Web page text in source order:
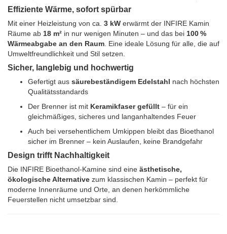
Effiziente Wärme, sofort spürbar
Mit einer Heizleistung von ca. 3 kW erwärmt der INFIRE Kamin
Räume ab 18 m² in nur wenigen Minuten – und das bei 100 %
Wärmeabgabe an den Raum . Eine ideale Lösung für alle, die auf
Umweltfreundlichkeit und Stil setzen.
Sicher, langlebig und hochwertig
Gefertigt aus säurebeständigem Edelstahl nach höchsten
Qualitätsstandards
Der Brenner ist mit Keramikfaser gefüllt – für ein
gleichmäßiges, sicheres und langanhaltendes Feuer
Auch bei versehentlichem Umkippen bleibt das Bioethanol
sicher im Brenner – kein Auslaufen, keine Brandgefahr
Design trifft Nachhaltigkeit
Die INFIRE Bioethanol-Kamine sind eine ästhetische,
ökologische Alternative zum klassischen Kamin – perfekt für
moderne Innenräume und Orte, an denen herkömmliche
Feuerstellen nicht umsetzbar sind.